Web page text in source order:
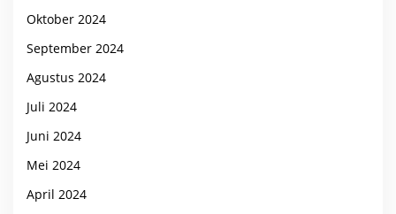
Oktober 2024
September 2024
Agustus 2024
Juli 2024
Juni 2024
Mei 2024
April 2024